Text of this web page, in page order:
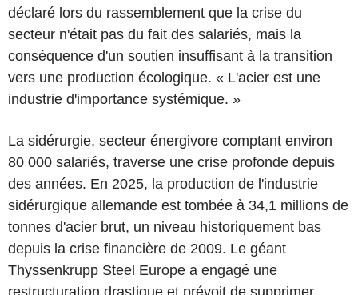
déclaré lors du rassemblement que la crise du
secteur n'était pas du fait des salariés, mais la
conséquence d'un soutien insuffisant à la transition
vers une production écologique. « L'acier est une
industrie d'importance systémique. »
La sidérurgie, secteur énergivore comptant environ
80 000 salariés, traverse une crise profonde depuis
des années. En 2025, la production de l'industrie
sidérurgique allemande est tombée à 34,1 millions de
tonnes d'acier brut, un niveau historiquement bas
depuis la crise financière de 2009. Le géant
Thyssenkrupp Steel Europe a engagé une
restructuration drastique et prévoit de supprimer